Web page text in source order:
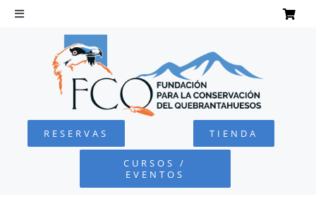
Saltar
Toggle
Navigation
QUEBRANTAHUESOS
FUNDACIÓN
RESERVAS TIENDA
CURSOS /
EVENTOS